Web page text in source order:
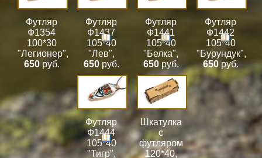
Футляр
Ф1354
100*30
"Легионер",
650руб.
Футляр
Ф1437
105*40
"Лев",
650руб.
Футляр
Ф1441
105*40
"Белка",
650руб.
Футляр
Ф1442
105*40
"Бурундук",
650руб.
Футляр
Ф1444
105*40
"Тигр",
Шкатулка
с
футляром
120*40,